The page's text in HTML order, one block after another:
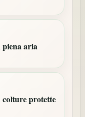
piena aria
protette